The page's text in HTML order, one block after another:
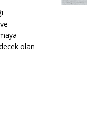
olan